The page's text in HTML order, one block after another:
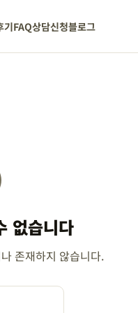
기FAQ상담신청블로그
없습니다
존재하지 않습니다.